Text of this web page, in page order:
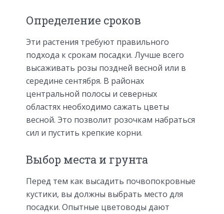
Определение сроков
Эти растения требуют правильного
подхода к срокам посадки. Лучше всего
высаживать розы поздней весной или в
середине сентября. В районах
центральной полосы и северных
областях необходимо сажать цветы
весной. Это позволит розочкам набраться
сил и пустить крепкие корни.
Выбор места и грунта
Перед тем как высадить почвопокровные
кустики, вы должны выбрать место для
посадки. Опытные цветоводы дают